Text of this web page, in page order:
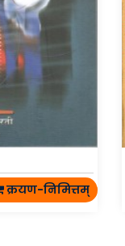
क्रयण-निमित्तम्